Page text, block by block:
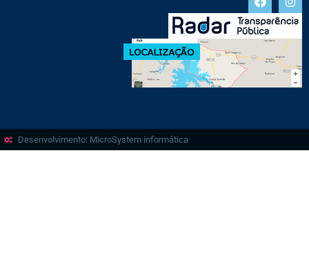
Desenvolvimento: MicroSystem informática